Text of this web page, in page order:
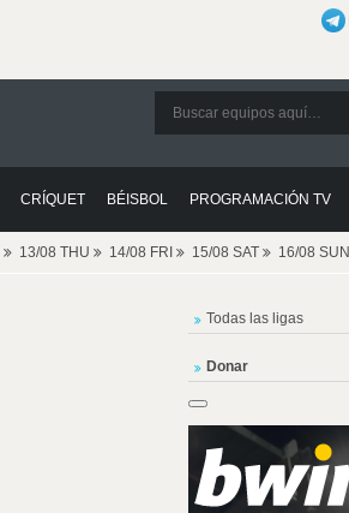
CRÍQUET BÉISBOL PROGRAMACIÓN TV
13/08 THU 14/08 FRI 15/08 SAT 16/08 SUN
Todas las ligas
Donar